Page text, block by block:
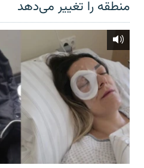
منطقه را تغییر می‌دهد